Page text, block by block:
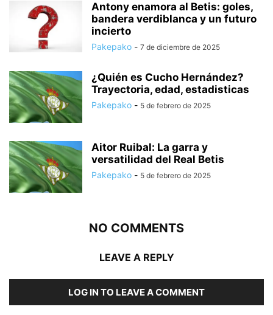
Antony enamora al Betis: goles,
bandera verdiblanca y un futuro
incierto
Pakepako - 7 de diciembre de 2025
¿Quién es Cucho Hernández?
Trayectoria, edad, estadisticas
Pakepako - 5 de febrero de 2025
Aitor Ruibal: La garra y
versatilidad del Real Betis
Pakepako - 5 de febrero de 2025
NO COMMENTS
LEAVE A REPLY
LOG IN TO LEAVE A COMMENT